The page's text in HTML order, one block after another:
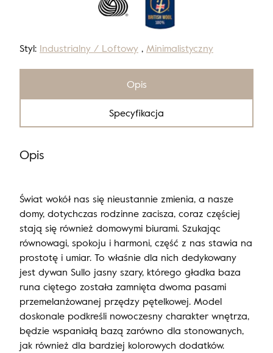
Styl: Industrialny / Loftowy , Minimalistyczny
Opis
Specyfikacja
Opis
Świat wokół nas się nieustannie zmienia, a nasze
domy, dotychczas rodzinne zacisza, coraz częściej
stają się również domowymi biurami. Szukając
równowagi, spokoju i harmoni, część z nas stawia na
prostotę i umiar. To właśnie dla nich dedykowany
jest dywan Sullo jasny szary, którego gładka baza
runa ciętego została zamnięta dwoma pasami
przemelanżowanej przędzy pętelkowej. Model
doskonale podkreśli nowoczesny charakter wnętrza,
będzie wspaniałą bazą zarówno dla stonowanych,
jak również dla bardziej kolorowych dodatków.